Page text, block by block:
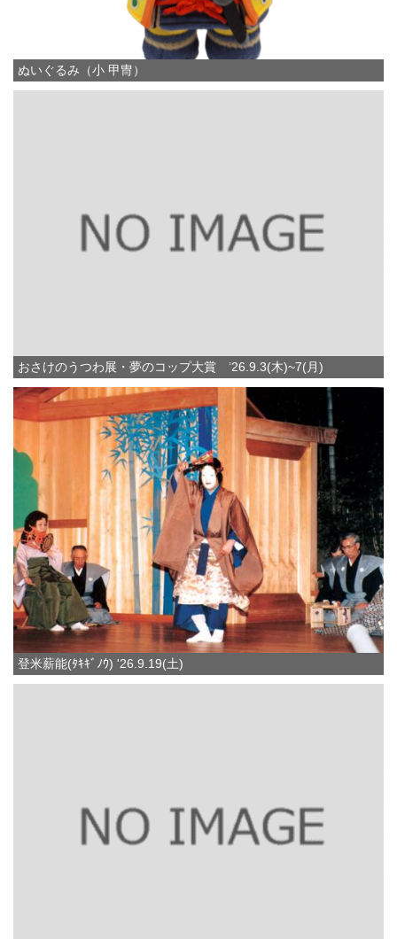
ぬいぐるみ（小 甲冑）
おさけのうつわ展・夢のコップ大賞 ’26.9.3(木)~7(月)
登米薪能(ﾀｷｷﾞﾉｳ) '26.9.19(土)